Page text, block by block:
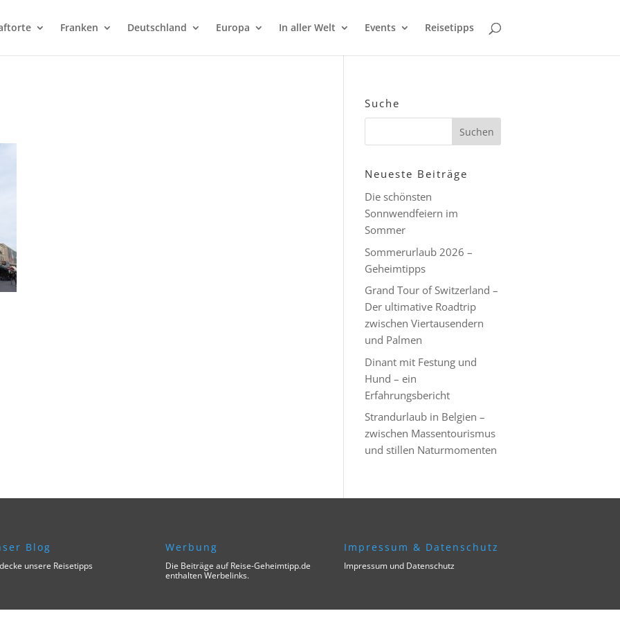
Franken Deutschland Europa In aller Welt Events Reisetipps
Suche
Neueste Beiträge
Die schönsten
Sonnwendfeiern im
Sommer
Sommerurlaub 2026 –
Geheimtipps
Grand Tour of Switzerland –
Der ultimative Roadtrip
zwischen Viertausendern
und Palmen
Dinant mit Festung und
Hund – ein
Erfahrungsbericht
Strandurlaub in Belgien –
zwischen Massentourismus
und stillen Naturmomenten
Blog
unsere Reisetipps
Werbung
Die Beiträge auf Reise-Geheimtipp.de
enthalten Werbelinks.
Impressum & Datenschutz
Impressum und Datenschutz